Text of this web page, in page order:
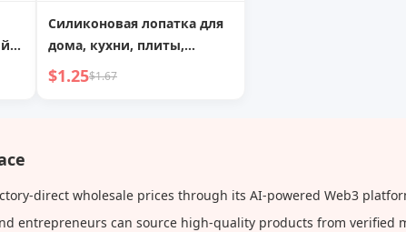
Силиконовая лопатка для
дома, кухни, плиты,
защита от переливания,
$1.25$1.67
direct wholesale prices through its AI-powered Web3
entrepreneurs can source high-quality products from